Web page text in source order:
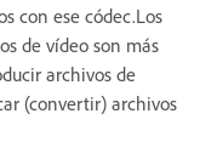
con ese códec.Los
de vídeo son más
archivos de
(convertir) archivos